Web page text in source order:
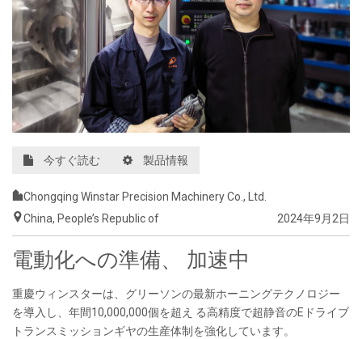
今すぐ読む 製品情報
Chongqing Winstar Precision Machinery Co., Ltd.
China, People’s Republic of
2024年9月2日
電動化への準備、 加速中
重慶ウィンスターは、グリーソンの最新ホーニングテクノロジー
を導入し、年間10,000,000個を超え る高精度で超静音のE ドライブ
トランスミッションギヤの生産体制を強化しています。